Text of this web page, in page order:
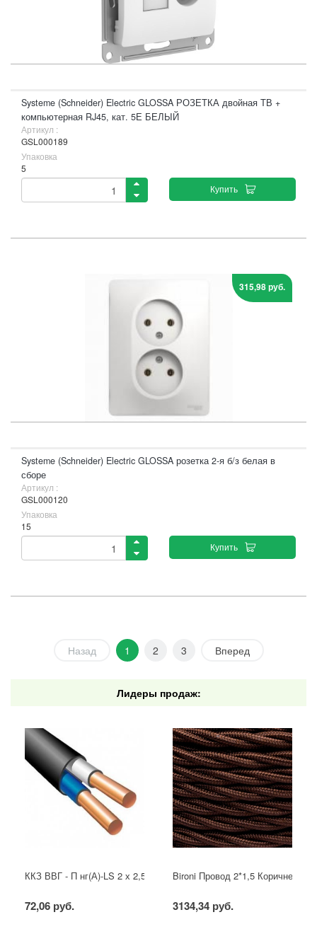
Systeme (Schneider) Electric GLOSSA РОЗЕТКА двойная ТВ +
компьютерная RJ45, кат. 5Е БЕЛЫЙ
Артикул :
GSL000189
Упаковка
5
Купить
315,98 руб.
Systeme (Schneider) Electric GLOSSA розетка 2-я б/з белая в
сборе
Артикул :
GSL000120
Упаковка
15
Купить
Назад 1 2 3 Вперед
Лидеры продаж:
ККЗ ВВГ - П нг(А)-LS 2 х 2,5 ГОСТ
72,06 руб.
Bironi Провод 2*1,5 Коричневый
3134,34 руб.